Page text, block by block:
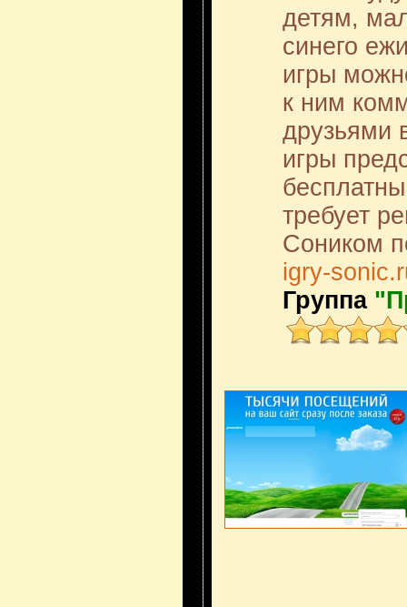
детям,
синего
игры
к ним
друзьями
игры
требует
Соником
igry-
Группа